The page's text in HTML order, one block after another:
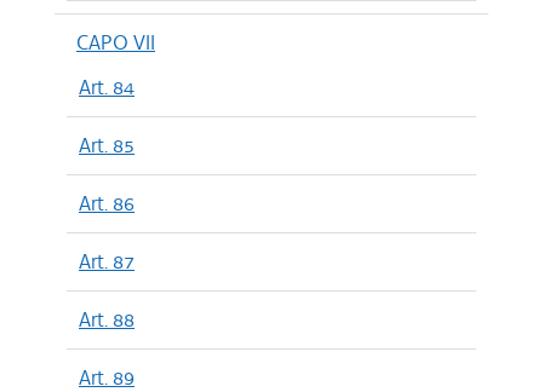
CAPO VII
Art. 84
Art. 85
Art. 86
Art. 87
Art. 88
Art. 89